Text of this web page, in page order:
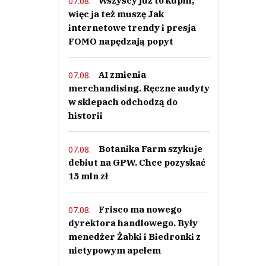
więc ja też muszę Jak
internetowe trendy i presja
FOMO napędzają popyt
07.08.
AI zmienia
merchandising. Ręczne audyty
w sklepach odchodzą do
historii
07.08.
Botanika Farm szykuje
debiut na GPW. Chce pozyskać
15 mln zł
07.08.
Frisco ma nowego
dyrektora handlowego. Były
menedżer Żabki i Biedronki z
nietypowym apelem